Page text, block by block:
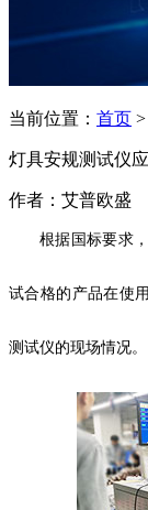
当前位置： 首页 >
灯具安规测试仪
作者：艾普欧盛
根据国标要求
试合格的产品在使
测试仪的现场情况。